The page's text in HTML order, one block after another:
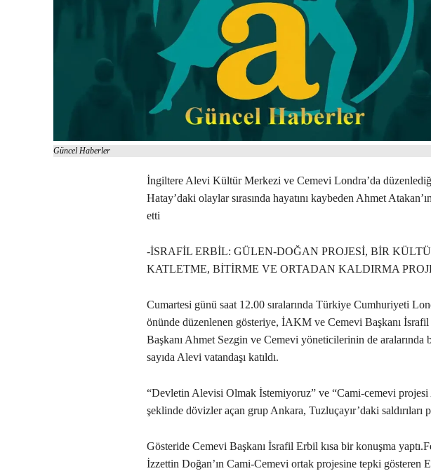
Güncel Haberler
İngiltere Alevi Kültür Merkezi ve Cemevi Londra’da
Hatay’daki olaylar sırasında hayatını kaybeden Ahmet
etti
-İSRAFİL ERBİL: GÜLEN-DOĞAN PROJESİ, BİR
KATLETME, BİTİRME VE ORTADAN KALDIRMA
Cumartesi günü saat 12.00 sıralarında Türkiye Cumhuriyeti
önünde düzenlenen gösteriye, İAKM ve Cemevi Başkanı
Başkanı Ahmet Sezgin ve Cemevi yöneticilerinin de aralarında
sayıda Alevi vatandaşı katıldı.
“Devletin Alevisi Olmak İstemiyoruz” ve “Cami-cemevi
şeklinde dövizler açan grup Ankara, Tuzluçayır’daki saldırıları
Gösteride Cemevi Başkanı İsrafil Erbil kısa bir konuşma
İzzettin Doğan’ın Cami-Cemevi ortak projesine tepki gösteren